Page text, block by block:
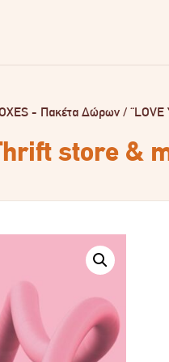
- Πακέτα Δώρων /“LOVE
store &